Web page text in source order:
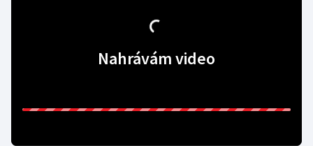
Nahrávám video